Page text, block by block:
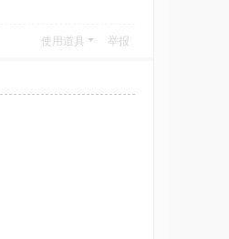
使用道具 举报